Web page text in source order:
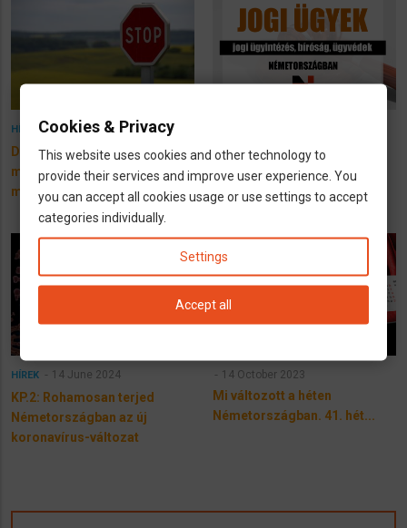
HÍREK 16 August 2025
Drága a határellenőrzés -
mégis újból
meghosszabbítják!
Jogi ügyek Németországban
HÍREK 14 June 2024
KP.2: Rohamosan terjed
Németországban az új
koronavírus-változat
14 October 2023
Mi változott a héten
Németországban. 41. hét...
Cookies & Privacy
This website uses cookies and other technology to
provide their services and improve user experience. You
you can accept all cookies usage or use settings to accept
categories individually.
Settings
Accept all